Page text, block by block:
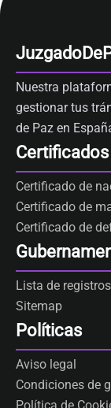
Nuestra
gestionar tus
de Paz en
Certificados
Certificado de
Certificado de
Certificado de
Lista de registros
Sitemap
Políticas
Aviso legal
Condiciones de